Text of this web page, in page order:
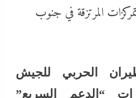
المرتزقة في جنوب
الحربي للجيش
“الدعم السريع”